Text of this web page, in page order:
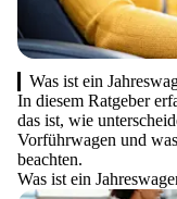
Was ist ein
In diesem Ratgeber
das ist, wie
Vorführwagen und
beachten.
Was ist ein